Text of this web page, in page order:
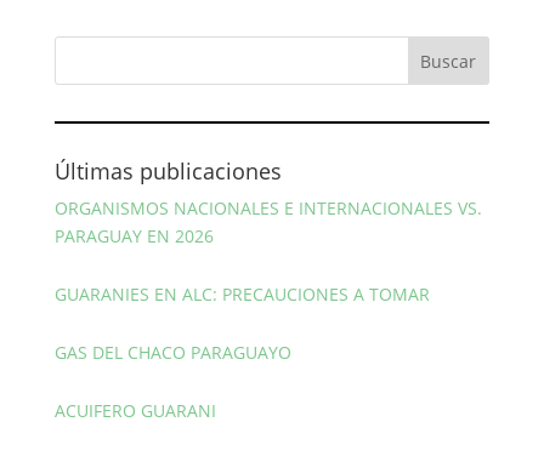
Últimas publicaciones
ORGANISMOS NACIONALES E INTERNACIONALES VS.
PARAGUAY EN 2026
GUARANIES EN ALC: PRECAUCIONES A TOMAR
GAS DEL CHACO PARAGUAYO
ACUIFERO GUARANI